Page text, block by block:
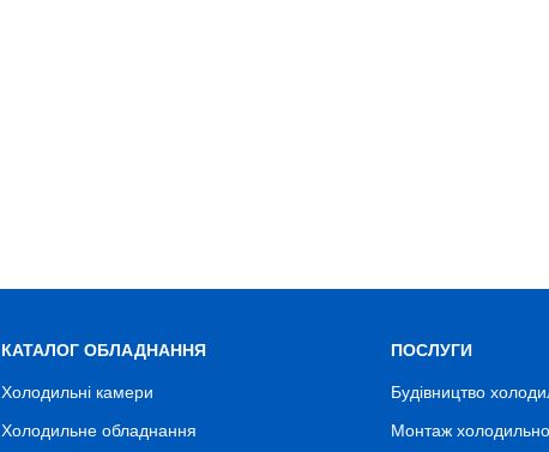
КАТАЛОГ ОБЛАДНАННЯ
Холодильні камери
Холодильне обладнання
ПОСЛУГИ
Будівництво
Монтаж